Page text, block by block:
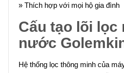
» Thích hợp với mọi hộ gia đình
Cấu tạo lõi lọc
nước
Hệ thống lọc thông minh của